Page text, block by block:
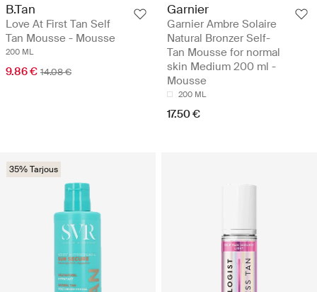
B.Tan
Love At First Tan Self
Tan Mousse - Mousse
200 ML
9.86 € 14.08 €
Garnier
Garnier Ambre Solaire
Natural Bronzer Self-
Tan Mousse for normal
skin Medium 200 ml -
Mousse
200 ML
17.50 €
35% Tarjous